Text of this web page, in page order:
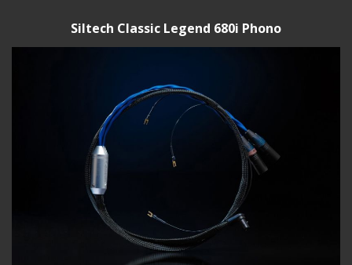
Siltech Classic Legend 680i Phono